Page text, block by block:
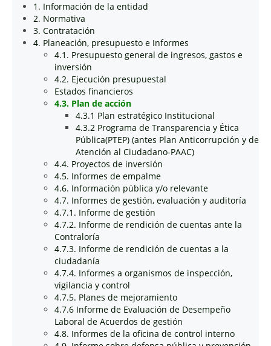
1. Información de la entidad
2. Normativa
3. Contratación
4. Planeación, presupuesto e Informes
4.1. Presupuesto general de ingresos, gastos e
inversión
4.2. Ejecución presupuestal
Estados financieros
4.3. Plan de acción
4.3.1 Plan estratégico Institucional
4.3.2 Programa de Transparencia y Ética
Pública(PTEP) (antes Plan Anticorrupción y de
Atención al Ciudadano-PAAC)
4.4. Proyectos de inversión
4.5. Informes de empalme
4.6. Información pública y/o relevante
4.7. Informes de gestión, evaluación y auditoría
4.7.1. Informe de gestión
4.7.2. Informe de rendición de cuentas ante la
Contraloría
4.7.3. Informe de rendición de cuentas a la
ciudadanía
4.7.4. Informes a organismos de inspección,
vigilancia y control
4.7.5. Planes de mejoramiento
4.7.6 Informe de Evaluación de Desempeño
Laboral de Acuerdos de gestión
4.8. Informes de la oficina de control interno